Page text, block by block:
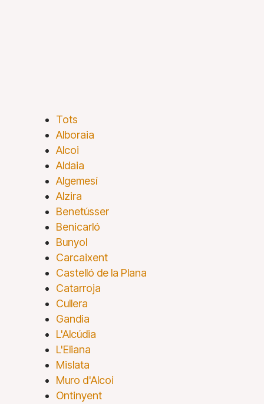
Tots
Alboraia
Alcoi
Aldaia
Algemesí
Alzira
Benetússer
Benicarló
Bunyol
Carcaixent
Castelló de la Plana
Catarroja
Cullera
Gandia
L'Alcúdia
L'Eliana
Mislata
Muro d'Alcoi
Ontinyent